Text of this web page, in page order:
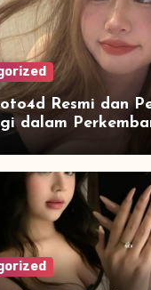
Resmi dan
dalam
Online